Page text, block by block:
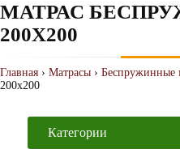
МАТРАС
200Х200
Главная › Матрасы › Беспружинные
200х200
Категории